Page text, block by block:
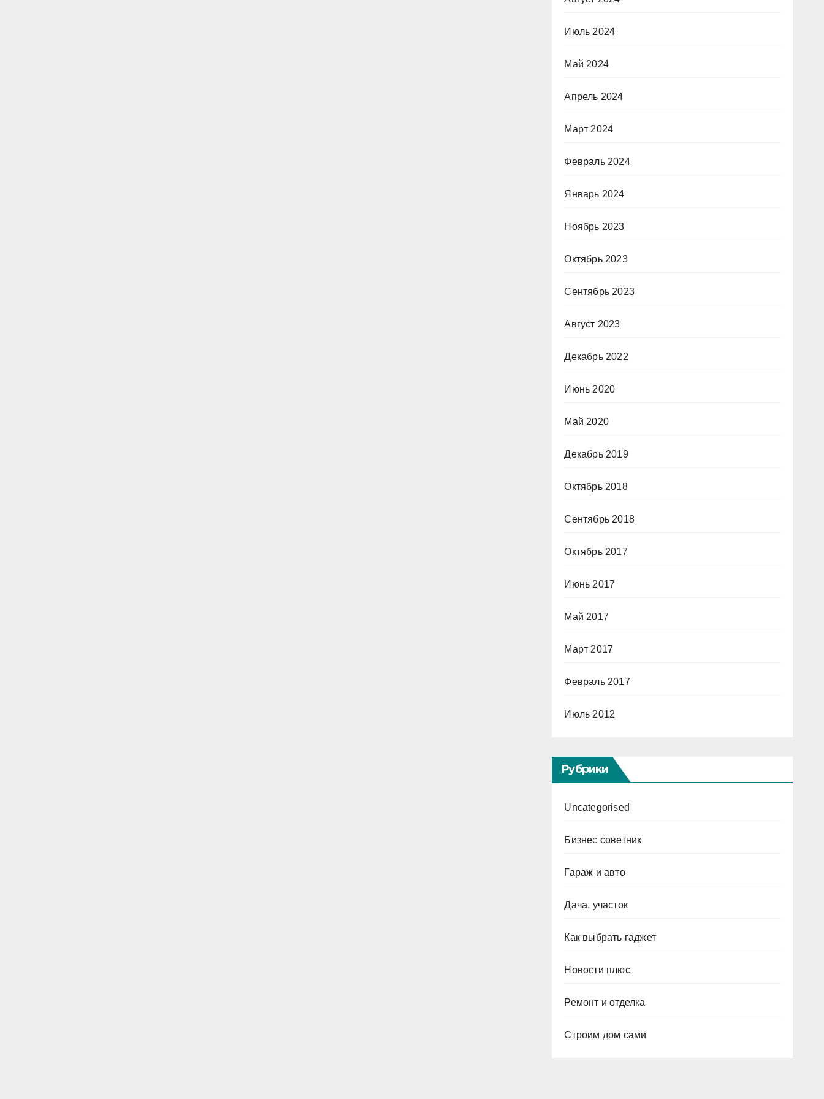
Июль 2024
Май 2024
Апрель 2024
Март 2024
Февраль 2024
Январь 2024
Ноябрь 2023
Октябрь 2023
Сентябрь 2023
Август 2023
Декабрь 2022
Июнь 2020
Май 2020
Декабрь 2019
Октябрь 2018
Сентябрь 2018
Октябрь 2017
Июнь 2017
Май 2017
Март 2017
Февраль 2017
Июль 2012
Рубрики
Uncategorised
Бизнес советник
Гараж и авто
Дача, участок
Как выбрать гаджет
Новости плюс
Ремонт и отделка
Строим дом сами